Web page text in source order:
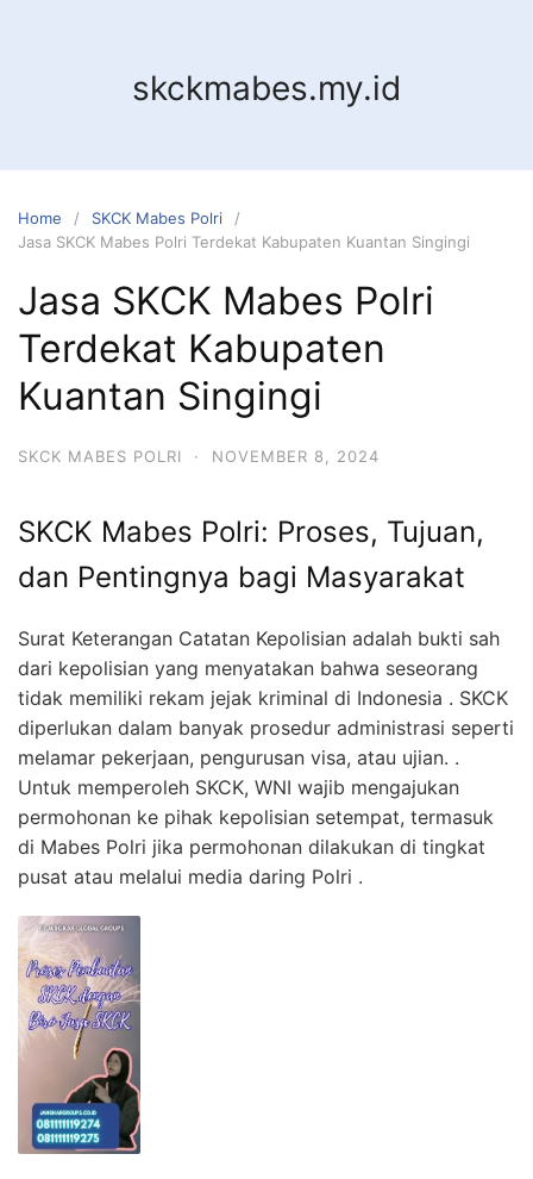
skckmabes.my.id
Home
SKCK Mabes Polri
Jasa SKCK Mabes Polri Terdekat Kabupaten Kuantan Singingi
Jasa SKCK Mabes Polri
Terdekat Kabupaten
Kuantan Singingi
SKCK MABES POLRI · NOVEMBER 8, 2024
SKCK Mabes Polri: Proses, Tujuan,
dan Pentingnya bagi Masyarakat
Surat Keterangan Catatan Kepolisian adalah bukti sah
dari kepolisian yang menyatakan bahwa seseorang
tidak memiliki rekam jejak kriminal di Indonesia . SKCK
diperlukan dalam banyak prosedur administrasi seperti
melamar pekerjaan, pengurusan visa, atau ujian. .
Untuk memperoleh SKCK, WNI wajib mengajukan
permohonan ke pihak kepolisian setempat, termasuk
di Mabes Polri jika permohonan dilakukan di tingkat
pusat atau melalui media daring Polri .